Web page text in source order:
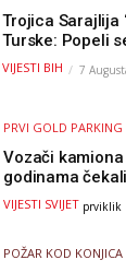
Trojica Sarajlija
Turske: Popeli
metara
VIJESTI BIH 7
PRVI GOLD PARKING
Vozači
godinama
GOLD sigurni
VIJESTI SVIJET prviklik
POŽAR KOD KONJICA